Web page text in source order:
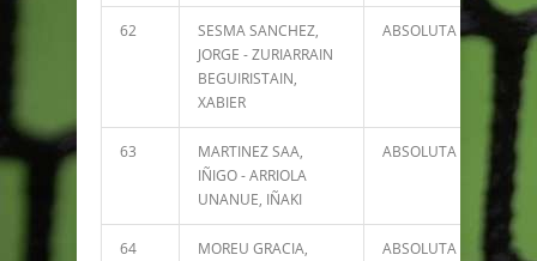
62
SESMA SANCHEZ,
JORGE - ZURIARRAIN
BEGUIRISTAIN,
XABIER
ABSOLUTA 2279
63
MARTINEZ SAA,
IÑIGO - ARRIOLA
UNANUE, IÑAKI
ABSOLUTA 2236
64
MOREU GRACIA,
ABSOLUTA 2235